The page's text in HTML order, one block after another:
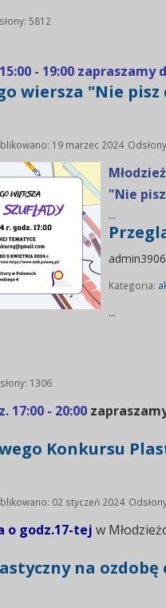
5812
- 19:00
wiersza "Nie pisz
19 marzec 2024
"Nie
...
admin3906
Kategoria:
...
1306
17:00 - 20:00
Konkursu
02 styczeń 2024
o godz.17-tej w
na